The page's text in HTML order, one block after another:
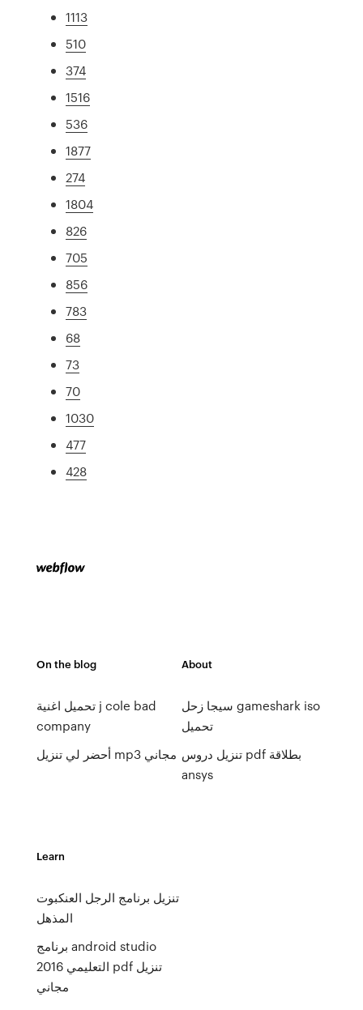
1113
510
374
1516
536
1877
274
1804
826
705
856
783
68
73
70
1030
477
428
On the blog
تحميل اغنية j cole bad
company
أحضر لي تنزيل mp3 مجاني
About
سيجا زحل gameshark iso
تحميل
تنزيل دروس pdf بطلاقة
ansys
Learn
تنزيل برنامج الرجل العنكبوت
المذهل
برنامج android studio
التعليمي 2016 pdf تنزيل
مجاني